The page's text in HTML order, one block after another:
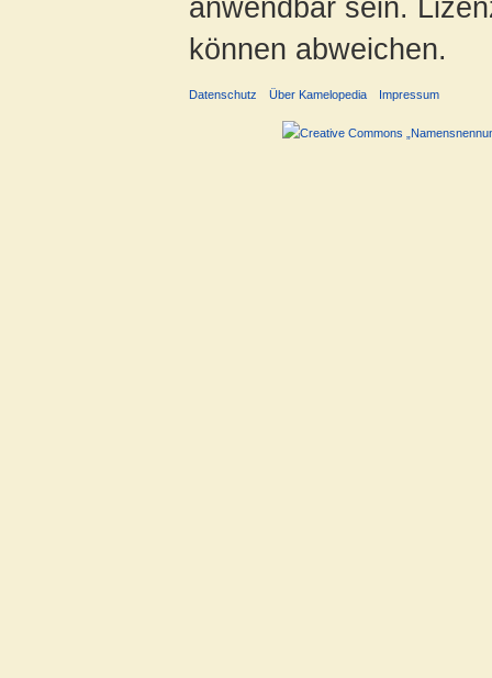
anwendbar sein.
können abweichen.
Datenschutz Über Kamelopedia Impressum